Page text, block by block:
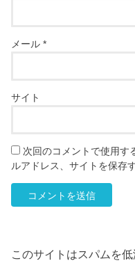
メール*
サイト
次回のコメントで使用す
ルアドレス、サイトを保存す
このサイトはスパムを